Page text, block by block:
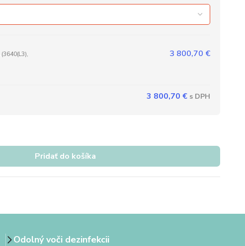
(3640(L3),
3 800,70 €
3 800,70 €
Pridať do košíka
Odolný voči dezinfekcii